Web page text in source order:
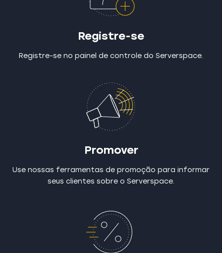
Registre-se
Registre-se no painel de controle do Serverspace.
Promover
Use nossas ferramentas de promoção para informar
seus clientes sobre o Serverspace.